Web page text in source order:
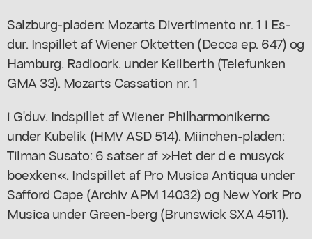
Salzburg-pladen: Mozarts Divertimento nr. 1 i Es-
dur. Inspillet af Wiener Oktetten (Decca ep. 647) og
Hamburg. Radioork. under Keilberth (Telefunken
GMA 33). Mozarts Cassation nr. 1
i G'duv. Indspillet af Wiener Philharmonikernc
under Kubelik (HMV ASD 514). Miinchen-pladen:
Tilman Susato: 6 satser af »Het der d e musyck
boexken«. Indspillet af Pro Musica Antiqua under
Safford Cape (Archiv APM 14032) og New York Pro
Musica under Green-berg (Brunswick SXA 4511).